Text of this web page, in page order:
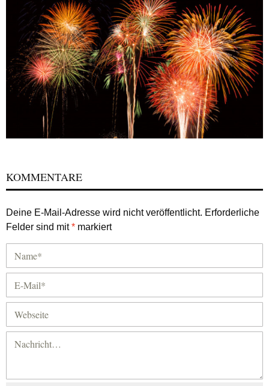
KOMMENTARE
Deine E-Mail-Adresse wird nicht veröffentlicht. Erforderliche
Felder sind mit* markiert